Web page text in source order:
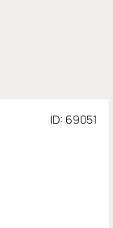
ID: 69051